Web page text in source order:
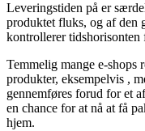
Leveringstiden på er
produktet fluks, og af den
kontrollerer tidshorisonten
Temmelig mange e-shops
produkter, eksempelvis ,
gennemføres forud for et
en chance for at nå at få
hjem.